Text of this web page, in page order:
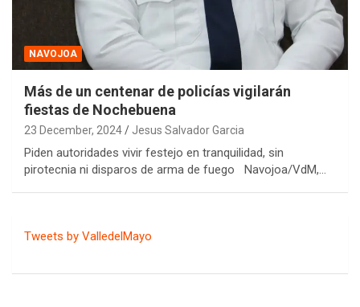
NAVOJOA
Más de un centenar de policías vigilarán
fiestas de Nochebuena
23 December, 2024 Jesus Salvador Garcia
Piden autoridades vivir festejo en tranquilidad, sin
pirotecnia ni disparos de arma de fuego Navojoa/VdM,…
Tweets by ValledelMayo